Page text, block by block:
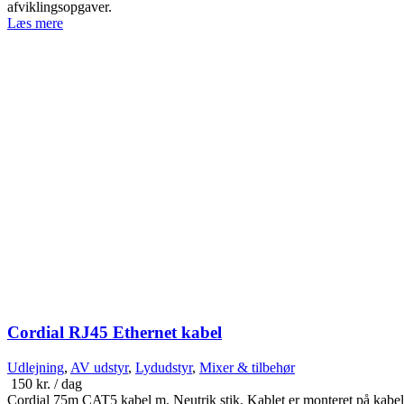
afviklingsopgaver.
Læs mere
Cordial RJ45 Ethernet kabel
Udlejning, AV udstyr, Lydudstyr, Mixer & tilbehør
150 kr. / dag
Cordial 75m CAT5 kabel m. Neutrik stik. Kablet er monteret på